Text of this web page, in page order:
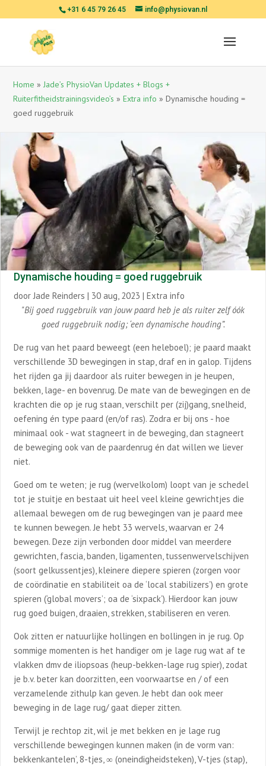
+31 6 45 79 26 45 info@physiovan.nl
Home »Jade’s PhysioVan Updates + Blogs +
Ruiterfitheidstrainingsvideo’s »Extra info »Dynamische houding =
goed ruggebruik
Dynamische houding = goed ruggebruik
doorJade Reinders | 30 aug, 2023 |Extra info
"Bij goed ruggebruik van jouw paard heb je als ruiter zelf óók
goed ruggebruik nodig; ‘een dynamische houding”.
De rug van het paard beweegt (een heleboel); je paard maakt
verschillende 3D bewegingen in stap, draf en in galop. Tijdens
het rijden ga jij daardoor als ruiter bewegen in je heupen,
bekken, lage- en bovenrug. De mate van de bewegingen en de
krachten die op je rug staan, verschilt per (zij)gang, snelheid,
oefening én type paard (en/of ras). Zodra er bij ons - hoe
minimaal ook - wat stagneert in de beweging, dan stagneert
de beweging ook van de paardenrug én dat willen we liever
niet.
Goed om te weten; je rug (wervelkolom) loopt van je schedel
tot je stuitje en bestaat uit heel veel kleine gewrichtjes die
allemaal bewegen om de rug bewegingen van je paard mee
te kunnen bewegen. Je hebt 33 wervels, waarvan er 24
bewegen. Deze zijn verbonden door middel van meerdere
gewrichten, fascia, banden, ligamenten, tussenwervelschijven
(soort gelkussentjes), kleinere diepere spieren (zorgen voor
de coördinatie en stabiliteit oa de ‘local stabilizers’) en grote
spieren (‘global movers’; oa de ‘sixpack’). Hierdoor kan jouw
rug goed buigen, draaien, strekken, stabiliseren en veren.
Ook zitten er natuurlijke hollingen en bollingen in je rug. Op
sommige momenten is het handiger om je lage rug wat af te
vlakken dmv de iliopsoas (heup-bekken-lage rug spier), zodat
je b.v. beter kan doorzitten, een voorwaartse en / of een
verzamelende zithulp kan geven. Je hebt dan ook meer
beweging in de lage rug/ gaat dieper zitten.
Terwijl je rechtop zit, wil je met bekken en je lage rug
verschillende bewegingen kunnen maken (in de vorm van:
bekkenkantelen’, 8-tjes, ∞ (oneindigheidsteken), V-tjes (stap),